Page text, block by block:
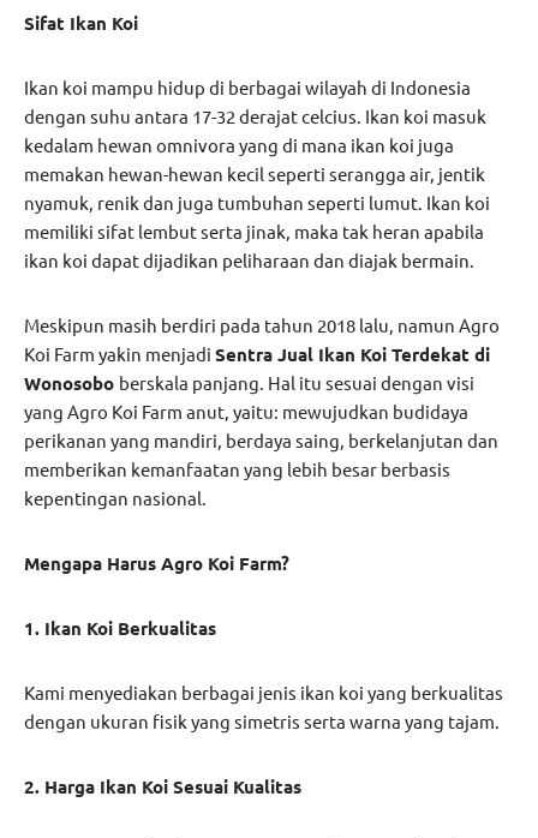
Sifat Ikan Koi
Ikan koi mampu hidup di berbagai wilayah di Indonesia
dengan suhu antara 17-32 derajat celcius. Ikan koi masuk
kedalam hewan omnivora yang di mana ikan koi juga
memakan hewan-hewan kecil seperti serangga air, jentik
nyamuk, renik dan juga tumbuhan seperti lumut. Ikan koi
memiliki sifat lembut serta jinak, maka tak heran apabila
ikan koi dapat dijadikan peliharaan dan diajak bermain.
Meskipun masih berdiri pada tahun 2018 lalu, namun Agro
Koi Farm yakin menjadi Sentra Jual Ikan Koi Terdekat di
Wonosobo berskala panjang. Hal itu sesuai dengan visi
yang Agro Koi Farm anut, yaitu: mewujudkan budidaya
perikanan yang mandiri, berdaya saing, berkelanjutan dan
memberikan kemanfaatan yang lebih besar berbasis
kepentingan nasional.
Mengapa Harus Agro Koi Farm?
1. Ikan Koi Berkualitas
Kami menyediakan berbagai jenis ikan koi yang berkualitas
dengan ukuran fisik yang simetris serta warna yang tajam.
2. Harga Ikan Koi Sesuai Kualitas